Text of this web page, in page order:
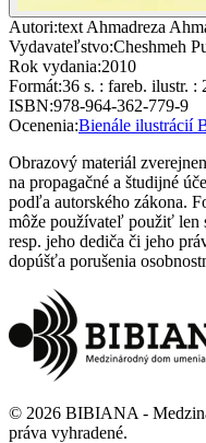
Autori:text Ahmadreza
Vydavateľstvo:Cheshmeh
Rok vydania:2010
Formát:36 s. : fareb. ilustr. :
ISBN:978-964-362-779-9
Ocenenia:Bienále ilustrácií
Obrazový materiál
na propagačné a študijné
podľa autorského zákona.
môže používateľ použiť len
resp. jeho dediča či jeho
dopúšťa porušenia
© 2026 BIBIANA -
práva vyhradené.